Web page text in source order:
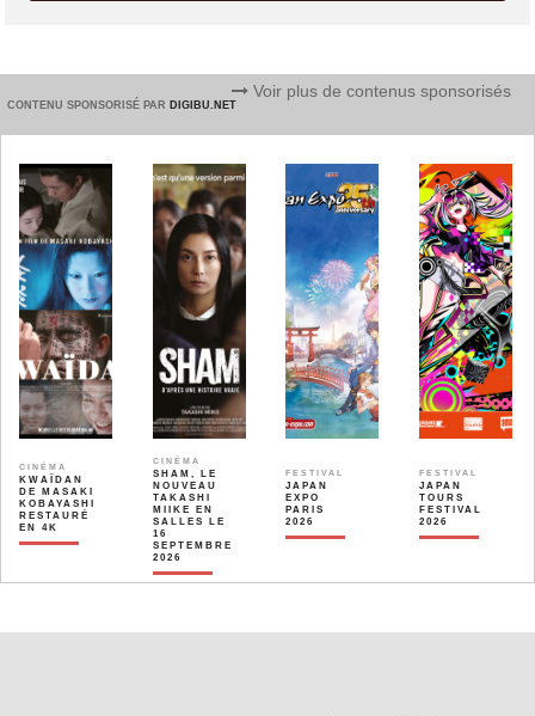
CONTENU SPONSORISÉ PAR DIGIBU.NET
Voir plus de contenus sponsorisés
CINÉMA
KWAÏDAN
DE MASAKI
KOBAYASHI
RESTAURÉ
EN 4K
CINÉMA
SHAM, LE
NOUVEAU
TAKASHI
MIIKE EN
SALLES LE
16
SEPTEMBRE
2026
FESTIVAL
JAPAN
EXPO
PARIS
2026
FESTIVAL
JAPAN
TOURS
FESTIVAL
2026